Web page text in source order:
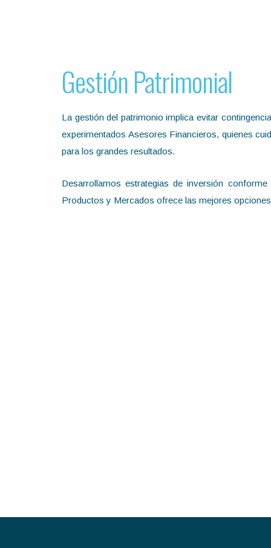
Gestión Patrimonial
La gestión del patrimonio implica evitar
experimentados Asesores Financieros, quienes
para los grandes resultados.
Desarrollamos estrategias de inversión
Productos y Mercados ofrece las mejores